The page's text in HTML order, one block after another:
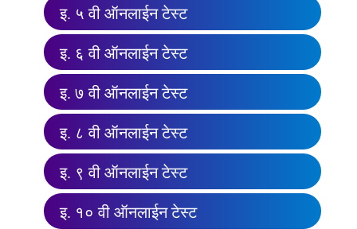
इ. ५ वी ऑनलाईन टेस्ट
इ. ६ वी ऑनलाईन टेस्ट
इ. ७ वी ऑनलाईन टेस्ट
इ. ८ वी ऑनलाईन टेस्ट
इ. ९ वी ऑनलाईन टेस्ट
इ. १० वी ऑनलाईन टेस्ट